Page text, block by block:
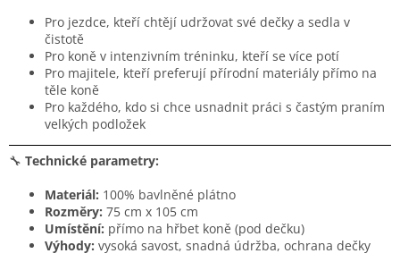
Pro jezdce, kteří chtějí udržovat své dečky a sedla v
čistotě
Pro koně v intenzivním tréninku, kteří se více potí
Pro majitele, kteří preferují přírodní materiály přímo na
těle koně
Pro každého, kdo si chce usnadnit práci s častým praním
velkých podložek
🔧 Technické parametry:
Materiál: 100% bavlněné plátno
Rozměry: 75 cm x 105 cm
Umístění: přímo na hřbet koně (pod dečku)
Výhody: vysoká savost, snadná údržba, ochrana dečky